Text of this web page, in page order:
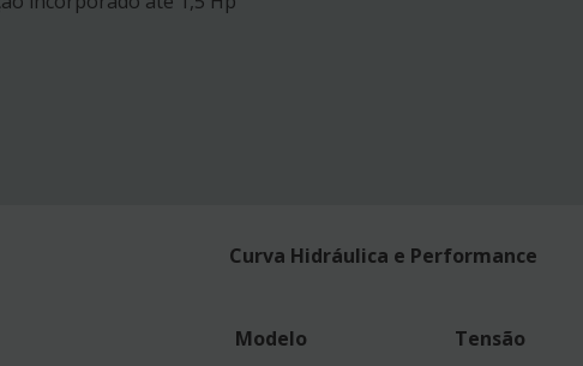
Curva Hidráulica e Performance
Modelo Tensão